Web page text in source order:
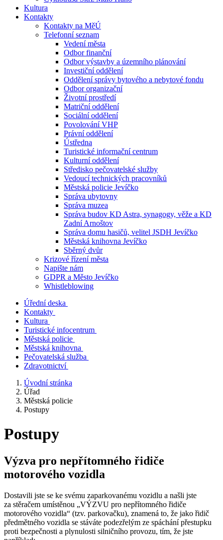
Kultura
Kontakty
Kontakty na MěÚ
Telefonní seznam
Vedení města
Odbor finanční
Odbor výstavby a územního plánování
Investiční oddělení
Oddělení správy bytového a nebytové fondu
Odbor organizační
Životní prostředí
Matriční oddělení
Sociální oddělení
Povolování VHP
Právní oddělení
Ústředna
Turistické informační centrum
Kulturní oddělení
Středisko pečovatelské služby
Vedoucí technických pracovníků
Městská policie Jevíčko
Správa ubytovny
Správa muzea
Správa budov KD Astra, synagogy, věže a KD
Zadní Arnoštov
Správa domu hasičů, velitel JSDH Jevíčko
Městská knihovna Jevíčko
Sběrný dvůr
Krizové řízení města
Napište nám
GDPR a Město Jevíčko
Whistleblowing
Úřední deska
Kontakty
Kultura
Turistické infocentrum
Městská policie
Městská knihovna
Pečovatelská služba
Zdravotnictví
Úvodní stránka
Úřad
Městská policie
Postupy
Postupy
Výzva pro nepřítomného řidiče
motorového vozidla
Dostavili jste se ke svému zaparkovanému vozidlu a našli jste
za stěračem umístěnou „VÝZVU pro nepřítomného řidiče
motorového vozidla“ (tzv. parkovačku), znamená to, že jako řidič
předmětného vozidla se stáváte podezřelým ze spáchání přestupku
proti bezpečnosti a plynulosti silničního provozu, tím, že jste